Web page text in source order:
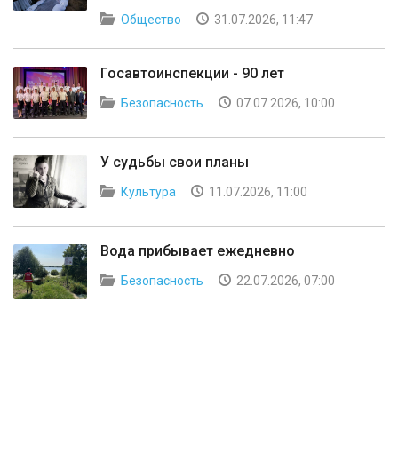
Общество 31.07.2026, 11:47
Госавтоинспекции - 90 лет
Безопасность 07.07.2026, 10:00
У судьбы свои планы
Культура 11.07.2026, 11:00
Вода прибывает ежедневно
Безопасность 22.07.2026, 07:00